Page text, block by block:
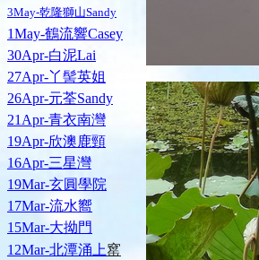
3May-乾隆獅山Sandy
1May-鶴流響Casey
30Apr-白泥Lai
27Apr-丫髻英姐
26Apr-元荃Sandy
21Apr-青衣南灣
19Apr-欣澳鹿頸
16Apr-三星灣
19Mar-玄圓學院
17Mar-流水嚮
15Mar-大拗門
12Mar-北潭涌上窰